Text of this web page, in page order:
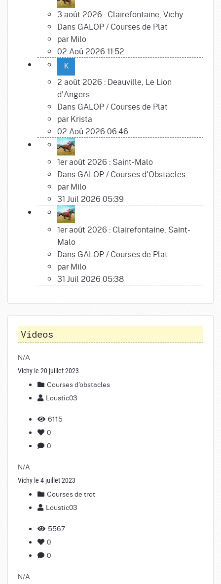
3 août 2026 : Clairefontaine, Vichy
Dans GALOP/ Courses de Plat
parMilo
02 Aoû 2026 11:52
2 août 2026 : Deauville, Le Lion
d'Angers
Dans GALOP/ Courses de Plat
parKrista
02 Aoû 2026 06:46
1er août 2026 : Saint-Malo
Dans GALOP/ Courses d'Obstacles
parMilo
31 Juil 2026 05:39
1er août 2026 : Clairefontaine, Saint-
Malo
Dans GALOP/ Courses de Plat
parMilo
31 Juil 2026 05:38
Videos
N/A
Vichy le 20 juillet 2023
Courses d'obstacles
Loustic03
6115
0
0
N/A
Vichy le 4 juillet 2023
Courses de trot
Loustic03
5567
0
0
N/A